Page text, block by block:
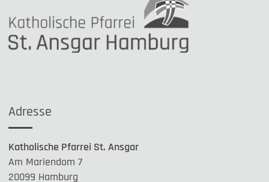
Adresse
Katholische Pfarrei St. Ansgar
Am Mariendom 7
20099 Hamburg